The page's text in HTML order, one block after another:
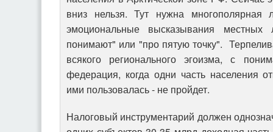
вниз нельзя. Тут нужна
эмоциональные высказывания
понимают" или "про пятую точку".
всякого регионального эгоизма, с
федерация, когда одни часть населения
ими пользовалась - не пройдет.
Налоговый инструментарий должен